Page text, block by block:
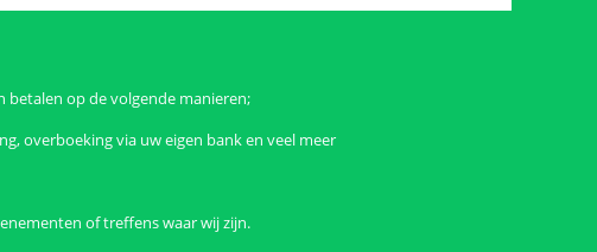
betalen op de volgende manieren;
overboeking via uw eigen bank en veel meer
of treffens waar wij zijn.